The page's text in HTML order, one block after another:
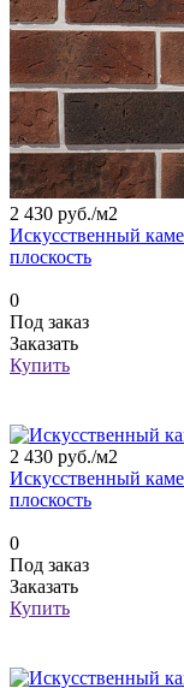
2 430 руб./м2
Искусственный
плоскость
0
Под заказ
Заказать
Купить
2 430 руб./м2
Искусственный
плоскость
0
Под заказ
Заказать
Купить